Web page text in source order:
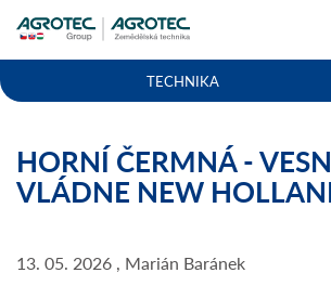
TECHNIKA
HORNÍ ČERMNÁ -
VLÁDNE NEW
13. 05. 2026 , Marián Baránek